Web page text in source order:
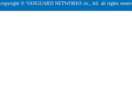
copyright © VANGUARD NETWORKS co., ltd. all rights